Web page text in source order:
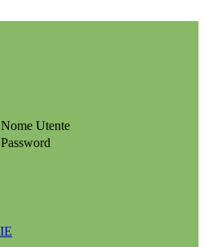
Nome Utente
Password